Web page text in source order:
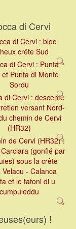
di Cervi
!